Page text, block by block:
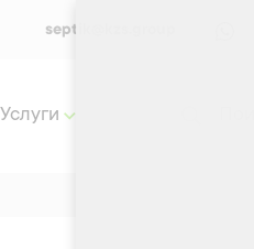
septik@kzs.group
Услуги